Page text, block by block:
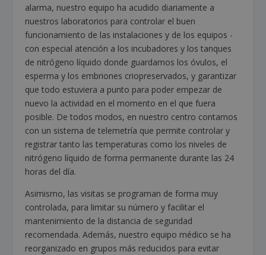
alarma, nuestro equipo ha acudido diariamente a
nuestros laboratorios para controlar el buen
funcionamiento de las instalaciones y de los equipos ­
con especial atención a los incubadores y los tanques
de nitrógeno líquido donde guardamos los óvulos, el
esperma y los embriones criopreservados­, y garantizar
que todo estuviera a punto para poder empezar de
nuevo la actividad en el momento en el que fuera
posible. De todos modos, en nuestro centro contamos
con un sistema de telemetría que permite controlar y
registrar tanto las temperaturas como los niveles de
nitrógeno líquido de forma permanente durante las 24
horas del día.
Asimismo, las visitas se programan de forma muy
controlada, para limitar su número y facilitar el
mantenimiento de la distancia de seguridad
recomendada. Además, nuestro equipo médico se ha
reorganizado en grupos más reducidos para evitar